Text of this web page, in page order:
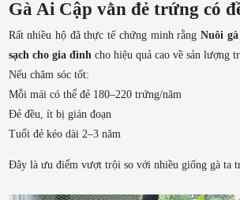
Gà Ai Cập vằn đẻ trứng có
Rất nhiều hộ đã thực tế chứng minh rằngNuôi
sạch cho gia đìnhcho hiệu quả cao về sản lượng
Nếu chăm sóc tốt:
Mỗi mái có thể đẻ 180–220 trứng/năm
Đẻ đều, ít bị gián đoạn
Tuổi đẻ kéo dài 2–3 năm
Đây là ưu điểm vượt trội so với nhiều giống gà ta